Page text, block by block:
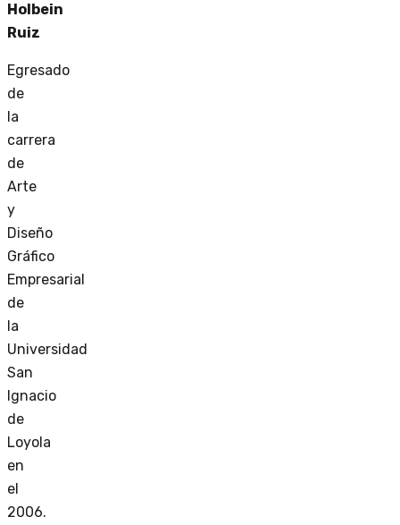
Holbein
Ruiz
Egresado
de
la
carrera
de
Arte
y
Diseño
Gráfico
Empresarial
de
la
Universidad
San
Ignacio
de
Loyola
en
el
2006.